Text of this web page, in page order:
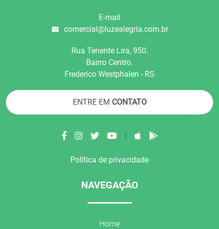
E-mail
comercial@luzealegria.com.br
Rua Tenente Líra, 950.
Bairro Centro.
Frederico Westphalen - RS
ENTRE EM CONTATO
|
Política de privacidade
NAVEGAÇÃO
Home